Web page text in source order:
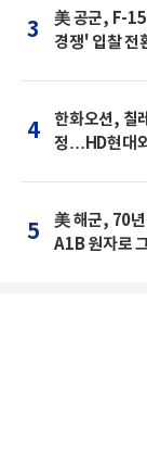
3
美 공군, F-
경쟁' 입찰 전
4
한화오션, 칠
정…HD현대
5
美 해군, 70
A1B 원자로